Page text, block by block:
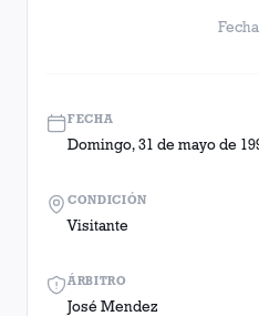
FECHA
Domingo, 31 de mayo de
ÁRBITRO
José Mendez
CONDICIÓN
Visitante